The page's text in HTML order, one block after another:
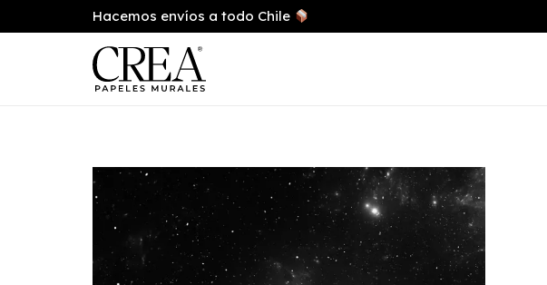
Hacemos envíos a todo Chile